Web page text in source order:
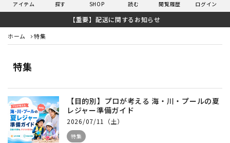
アイテム 探す SHOP 読む 閲覧履歴 ログイン
【重要】配送に関するお知らせ
ホーム 特集
特集
【目的別】プロが考える 海・川・プールの夏
レジャー準備ガイド
2026/07/11（土）
特集